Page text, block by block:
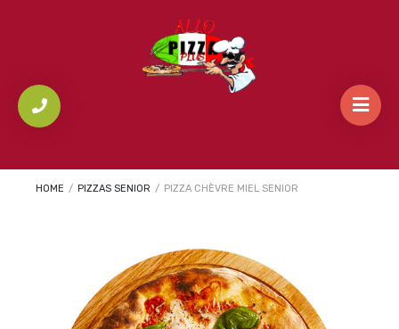
HOME / PIZZAS SENIOR / PIZZA CHÈVRE MIEL SENIOR